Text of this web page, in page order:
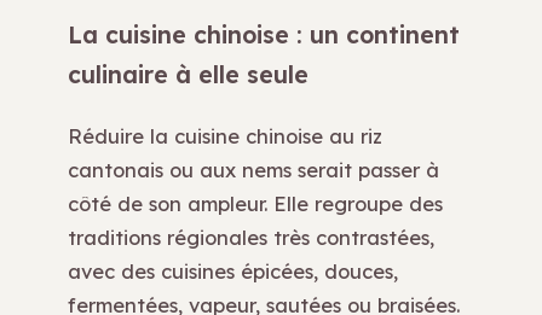
La cuisine chinoise : un continent
culinaire à elle seule
Réduire la cuisine chinoise au riz
cantonais ou aux nems serait passer à
côté de son ampleur. Elle regroupe des
traditions régionales très contrastées,
avec des cuisines épicées, douces,
fermentées, vapeur, sautées ou braisées.